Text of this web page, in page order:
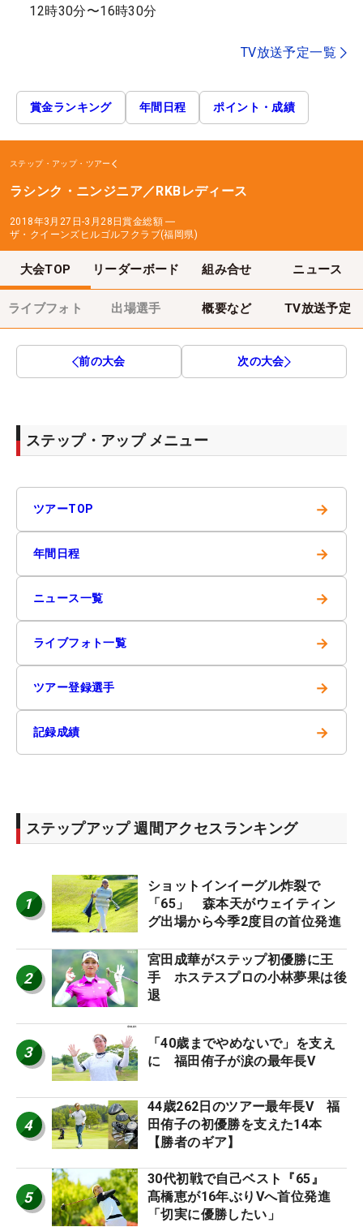
12時30分〜16時30分
TV放送予定一覧
賞金ランキング 年間日程 ポイント・成績
ステップ・アップ・ツアー
ラシンク・ニンジニア／RKBレディース
2018年3月27日-3月28日賞金総額 ―
ザ・クイーンズヒルゴルフクラブ(福岡県)
大会TOP リーダーボード 組み合せ ニュース
ライブフォト 出場選手 概要など TV放送予定
前の大会 次の大会
ステップ・アップ メニュー
ツアーTOP →
年間日程 →
ニュース一覧 →
ライブフォト一覧 →
ツアー登録選手 →
記録成績 →
ステップアップ 週間アクセスランキング
1
ショットインイーグル炸裂で
「65」 森本天がウェイティン
グ出場から今季2度目の首位発進
2
宮田成華がステップ初優勝に王
手 ホステスプロの小林夢果は後
退
3
「40歳までやめないで」を支え
に 福田侑子が涙の最年長V
4
44歳262日のツアー最年長V 福
田侑子の初優勝を支えた14本
【勝者のギア】
5
30代初戦で自己ベスト『65』
髙橋恵が16年ぶりVへ首位発進
「切実に優勝したい」